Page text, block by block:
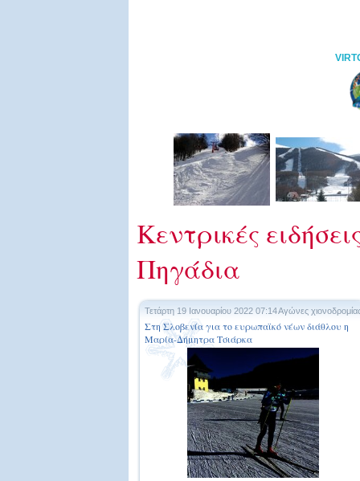
Κεντρικές
Πηγάδια
Τετάρτη 19 Ιανουαρίου 2022 07:14Αγώνες
Στη Σλοβενία για το ευρωπαϊκό νέων διάθλου η
Μαρία-Δήμητρα Τσιάρκα